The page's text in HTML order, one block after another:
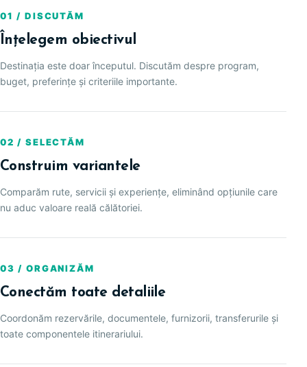
01 / DISCUTĂM
Înțelegem obiectivul
Destinația este doar începutul. Discutăm despre program,
buget, preferințe și criteriile importante.
02 / SELECTĂM
Construim variantele
Comparăm rute, servicii și experiențe, eliminând opțiunile care
nu aduc valoare reală călătoriei.
03 / ORGANIZĂM
Conectăm toate detaliile
Coordonăm rezervările, documentele, furnizorii, transferurile și
toate componentele itinerariului.